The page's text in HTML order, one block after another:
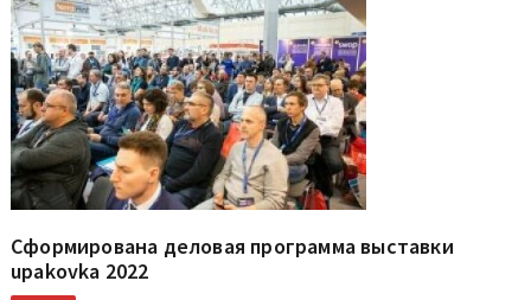
Сформирована деловая программа выставки
upakovka 2022